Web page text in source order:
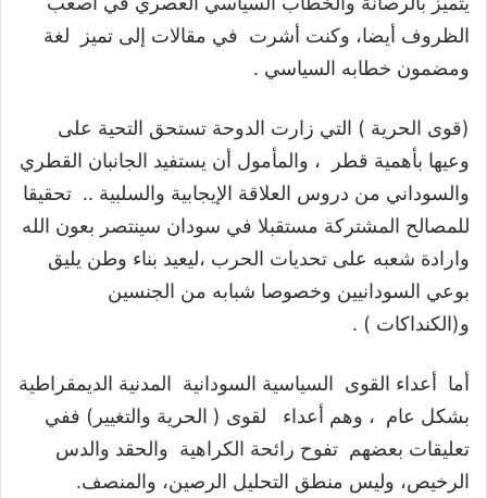
الظروف أيضا، وكنت أشرت في مقالات إلى تميز لغة
ومضمون خطابه السياسي .
(قوى الحرية ) التي زارت الدوحة تستحق التحية على
وعيها بأهمية قطر ، والمأمول أن يستفيد الجانبان القطري
والسوداني من دروس العلاقة الإيجابية والسلبية .. تحقيقا
للمصالح المشتركة مستقبلا في سودان سينتصر بعون الله
وارادة شعبه على تحديات الحرب ،ليعيد بناء وطن يليق
بوعي السودانيين وخصوصا شبابه من الجنسين
و(الكنداكات ) .
أما أعداء القوى السياسية السودانية المدنية الديمقراطية
بشكل عام ، وهم أعداء لقوى ( الحرية والتغيير) ففي
تعليقات بعضهم تفوح رائحة الكراهية والحقد والدس
الرخيص، وليس منطق التحليل الرصين، والمنصف.